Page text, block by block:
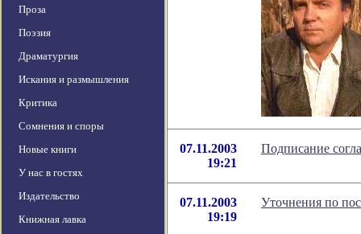
Проза
Поэзия
Драматургия
Искания и размышления
Критика
Сомнения и споры
Новые книги
У нас в гостях
Издательство
Книжная лавка
07.11.2003
19:21
Подписание
07.11.2003
19:19
Уточнения по